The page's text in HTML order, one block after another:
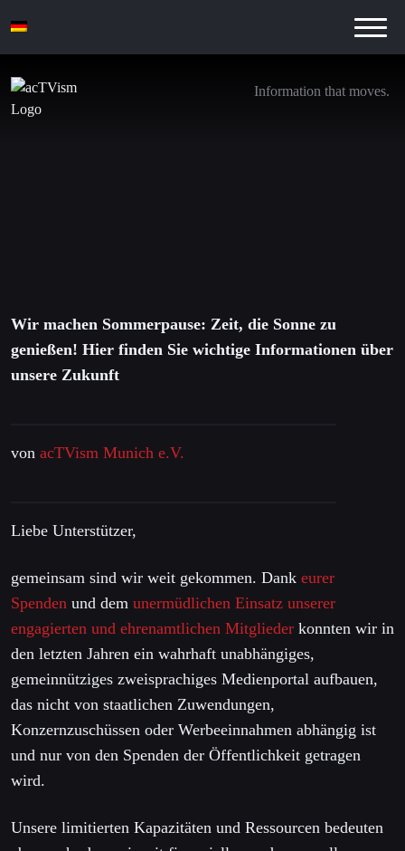
Information that moves.
Wir machen Sommerpause: Zeit, die Sonne zu
genießen! Hier finden Sie wichtige Informationen über
unsere Zukunft
von acTVism Munich e.V.
Liebe Unterstützer,
gemeinsam sind wir weit gekommen. Dank eurer
Spenden und dem unermüdlichen Einsatz unserer
engagierten und ehrenamtlichen Mitglieder konnten wir in
den letzten Jahren ein wahrhaft unabhängiges,
gemeinnütziges zweisprachiges Medienportal aufbauen,
das nicht von staatlichen Zuwendungen,
Konzernzuschüssen oder Werbeeinnahmen abhängig ist
und nur von den Spenden der Öffentlichkeit getragen
wird.
Unsere limitierten Kapazitäten und Ressourcen bedeuten